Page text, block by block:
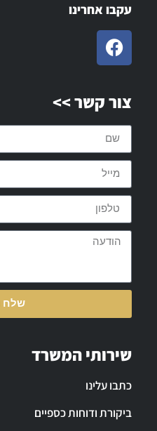
עקבו אחרינו
צור קשר >>
שלח
שירותי המשרד
כתבו עלינו
ביקורת ודוחות כספיים